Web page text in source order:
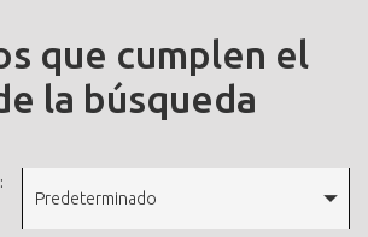
que cumplen el
la búsqueda
Predeterminado